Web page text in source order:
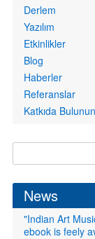
Derlem
Yazılım
Etkinlikler
Blog
Haberler
Referanslar
Katkıda Bulunun
form
News
"Indian Art
ebook is feely